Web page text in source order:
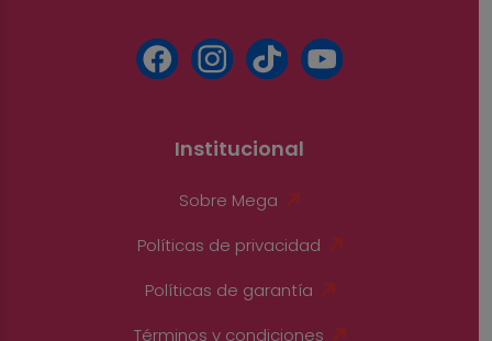
Institucional
Sobre Mega
Políticas de privacidad
Políticas de garantía
Términos y condiciones